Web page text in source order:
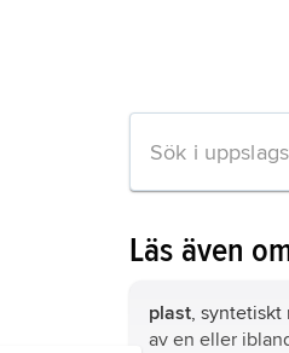
Läs även
plast, syntetiskt
av en eller